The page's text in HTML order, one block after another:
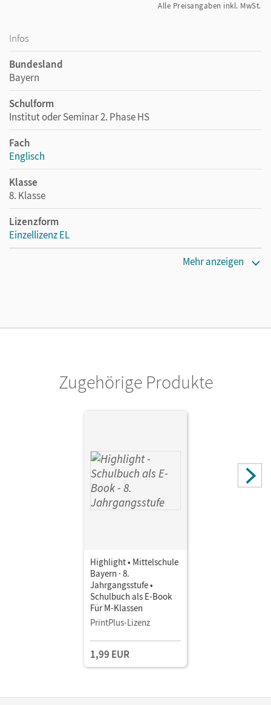
Alle Preisangaben inkl. MwSt.
Infos
Bundesland
Bayern
Schulform
Institut oder Seminar 2. Phase HS
Fach
Englisch
Klasse
8. Klasse
Lizenzform
Einzellizenz EL
Mehr anzeigen
Zugehörige Produkte
Highlight • Mittelschule
Bayern · 8.
Jahrgangsstufe •
Schulbuch als E-Book
Für M-Klassen
PrintPlus-Lizenz
1,99 EUR